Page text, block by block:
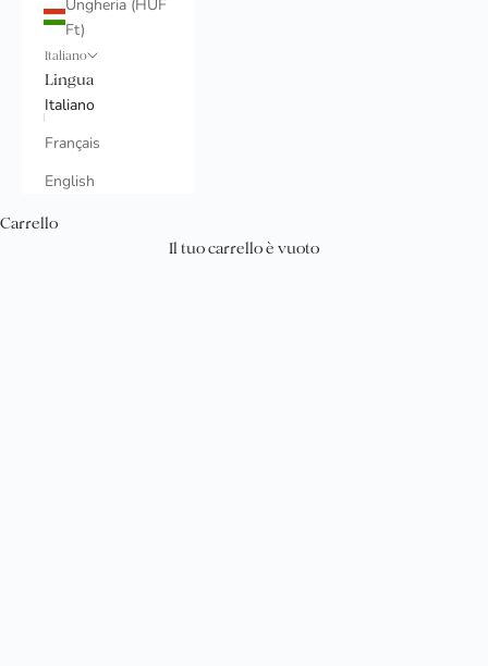
Ungheria (HUF
Ft)
Italiano
Lingua
Italiano
Français
English
Carrello
Il tuo carrello è vuoto
Donna